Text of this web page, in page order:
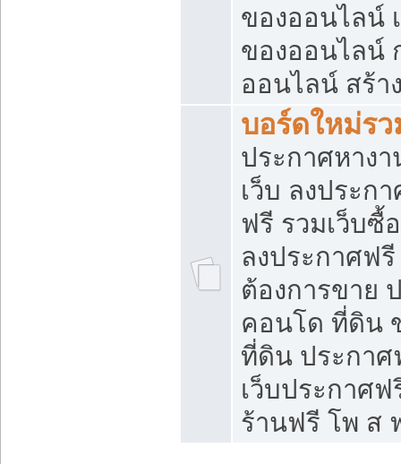
ของออนไลน์
ของออนไลน์
ออนไลน์ สร้า
บอร์ดใหม่ร
ประกาศหาง
เว็บ ลงประก
ฟรี รวมเว็บซื้
ลงประกาศฟ
ต้องการขาย
คอนโด ที่ดิน
ที่ดิน ประกา
เว็บประกาศ
ร้านฟรี โพ ส